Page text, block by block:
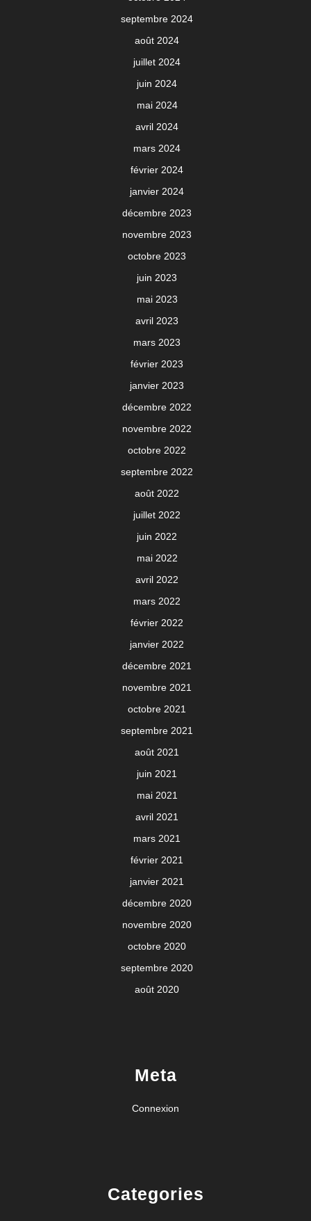
septembre 2024
août 2024
juillet 2024
juin 2024
mai 2024
avril 2024
mars 2024
février 2024
janvier 2024
décembre 2023
novembre 2023
octobre 2023
juin 2023
mai 2023
avril 2023
mars 2023
février 2023
janvier 2023
décembre 2022
novembre 2022
octobre 2022
septembre 2022
août 2022
juillet 2022
juin 2022
mai 2022
avril 2022
mars 2022
février 2022
janvier 2022
décembre 2021
novembre 2021
octobre 2021
septembre 2021
août 2021
juin 2021
mai 2021
avril 2021
mars 2021
février 2021
janvier 2021
décembre 2020
novembre 2020
octobre 2020
septembre 2020
août 2020
Meta
Connexion
Categories